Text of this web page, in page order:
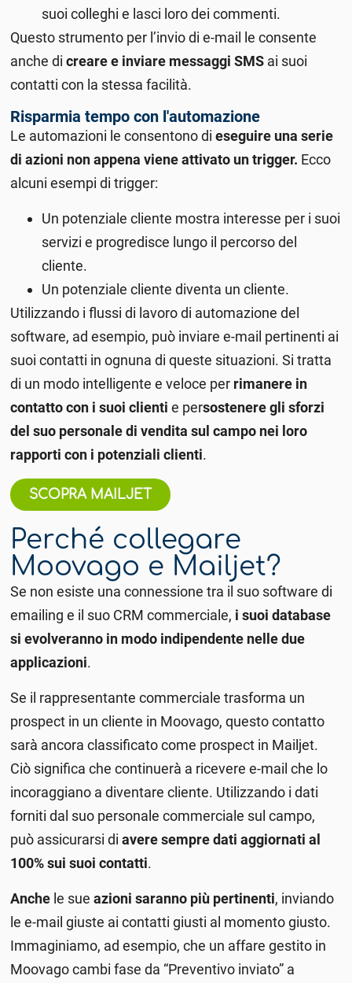
suoi colleghi e lasci loro dei commenti.
Questo strumento per l’invio di e-mail le consente
anche dicreare e inviare messaggi SMS ai suoi
contatti con la stessa facilità.
Risparmia tempo con l'automazione
Le automazioni le consentono dieseguire una serie
di azioni non appena viene attivato un trigger. Ecco
alcuni esempi di trigger:
Un potenziale cliente mostra interesse per i suoi
servizi e progredisce lungo il percorso del
cliente.
Un potenziale cliente diventa un cliente.
Utilizzando i flussi di lavoro di automazione del
software, ad esempio, può inviare e-mail pertinenti ai
suoi contatti in ognuna di queste situazioni. Si tratta
di un modo intelligente e veloce per rimanere in
contatto con i suoi clienti e persostenere gli sforzi
del suo personale di vendita sul campo nei loro
rapporti con i potenziali clienti.
SCOPRA MAILJET
Perché collegare
Moovago e Mailjet?
Se non esiste una connessione tra il suo software di
emailing e il suo CRM commerciale, i suoi database
si evolveranno in modo indipendente nelle due
applicazioni.
Se il rappresentante commerciale trasforma un
prospect in un cliente in Moovago, questo contatto
sarà ancora classificato come prospect in Mailjet.
Ciò significa che continuerà a ricevere e-mail che lo
incoraggiano a diventare cliente. Utilizzando i dati
forniti dal suo personale commerciale sul campo,
può assicurarsi diavere sempre dati aggiornati al
100% sui suoi contatti.
Anche le sueazioni saranno più pertinenti, inviando
le e-mail giuste ai contatti giusti al momento giusto.
Immaginiamo, ad esempio, che un affare gestito in
Moovago cambi fase da “Preventivo inviato” a